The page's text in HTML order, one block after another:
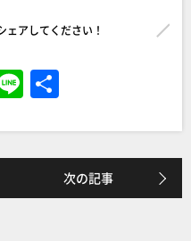
ェアしてください！
Li
n
e
次の記事